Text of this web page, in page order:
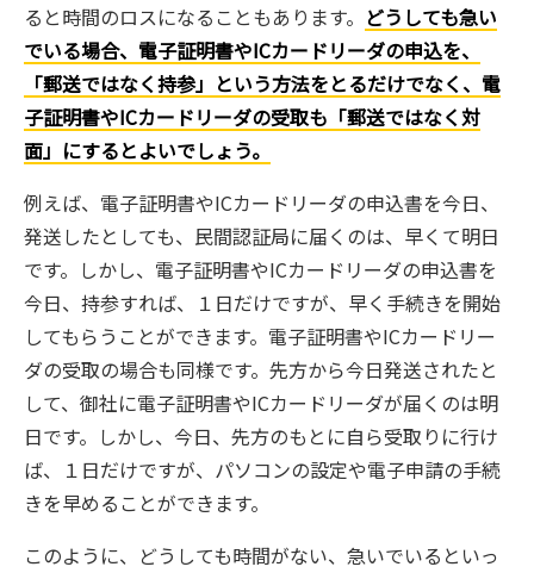
ると時間のロスになることもあります。 どうしても急い
でいる場合、電子証明書やICカードリーダの申込を、
「郵送ではなく持参」という方法をとるだけでなく、電
子証明書やICカードリーダの受取も「郵送ではなく対
面」にするとよいでしょう。
例えば、電子証明書やICカードリーダの申込書を今日、
発送したとしても、民間認証局に届くのは、早くて明日
です。しかし、電子証明書やICカードリーダの申込書を
今日、持参すれば、１日だけですが、早く手続きを開始
してもらうことができます。電子証明書やICカードリー
ダの受取の場合も同様です。先方から今日発送されたと
して、御社に電子証明書やICカードリーダが届くのは明
日です。しかし、今日、先方のもとに自ら受取りに行け
ば、１日だけですが、パソコンの設定や電子申請の手続
きを早めることができます。
このように、どうしても時間がない、急いでいるといっ